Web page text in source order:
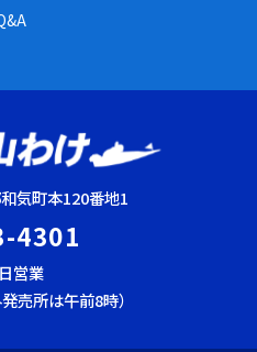
気町本120番地1
4301
営業
売所は午前8時）